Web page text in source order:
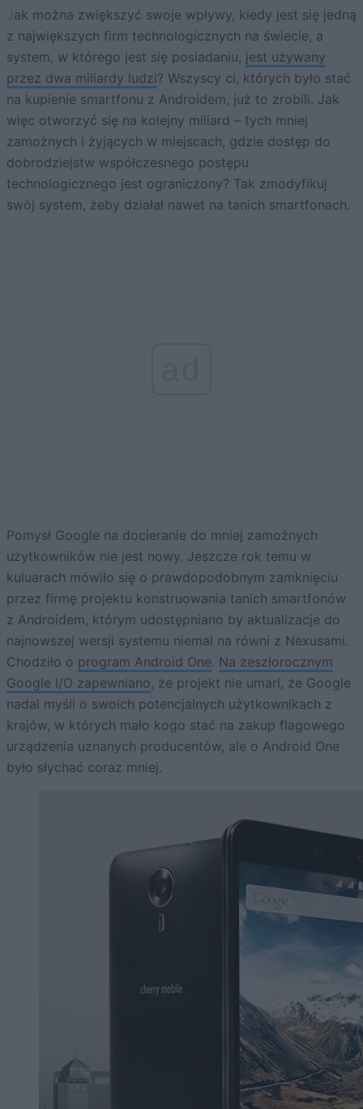
Jak można zwiększyć swoje wpływy, kiedy jest się jedną
z największych firm technologicznych na świecie, a
system, w którego jest się posiadaniu, jest używany
przez dwa miliardy ludzi? Wszyscy ci, których było stać
na kupienie smartfonu z Androidem, już to zrobili. Jak
więc otworzyć się na kolejny miliard – tych mniej
zamożnych i żyjących w miejscach, gdzie dostęp do
dobrodziejstw współczesnego postępu
technologicznego jest ograniczony? Tak zmodyfikuj
swój system, żeby działał nawet na tanich smartfonach.
Pomysł Google na docieranie do mniej zamożnych
użytkowników nie jest nowy. Jeszcze rok temu w
kuluarach mówiło się o prawdopodobnym zamknięciu
przez firmę projektu konstruowania tanich smartfonów
z Androidem, którym udostępniano by aktualizacje do
najnowszej wersji systemu niemal na równi z Nexusami.
Chodziło o program Android One. Na zeszłorocznym
Google I/O zapewniano, że projekt nie umarł, że Google
nadal myśli o swoich potencjalnych użytkownikach z
krajów, w których mało kogo stać na zakup flagowego
urządzenia uznanych producentów, ale o Android One
było słychać coraz mniej.